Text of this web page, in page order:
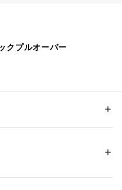
クプルオーバー
材で、肉厚ながら柔らかい
すぎない印象に。
タン9%、 リブ部分: コットン9